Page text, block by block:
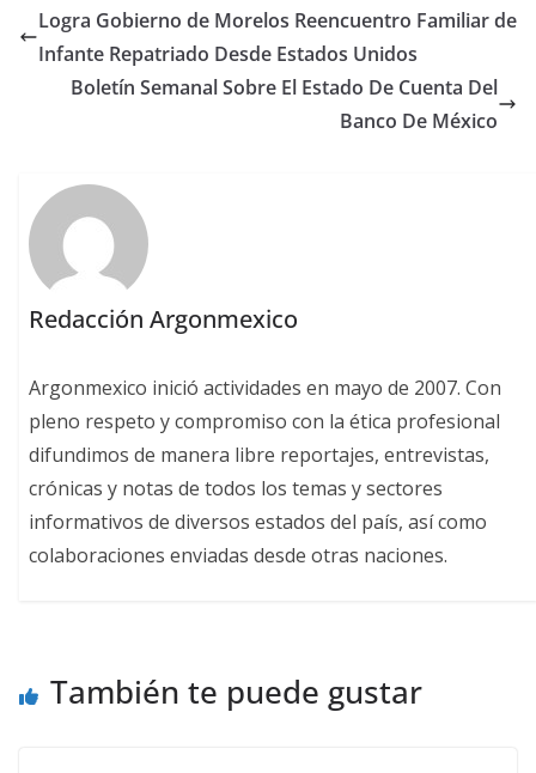
Logra Gobierno de Morelos Reencuentro Familiar de
Infante Repatriado Desde Estados Unidos
Boletín Semanal Sobre El Estado De Cuenta Del
Banco De México
Redacción Argonmexico
Argonmexico inició actividades en mayo de 2007. Con
pleno respeto y compromiso con la ética profesional
difundimos de manera libre reportajes, entrevistas,
crónicas y notas de todos los temas y sectores
informativos de diversos estados del país, así como
colaboraciones enviadas desde otras naciones.
También te puede gustar